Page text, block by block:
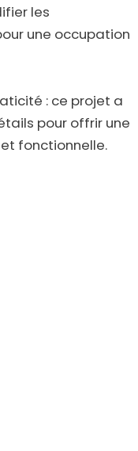
les
une occupation
: ce projet a
pour offrir une
fonctionnelle.